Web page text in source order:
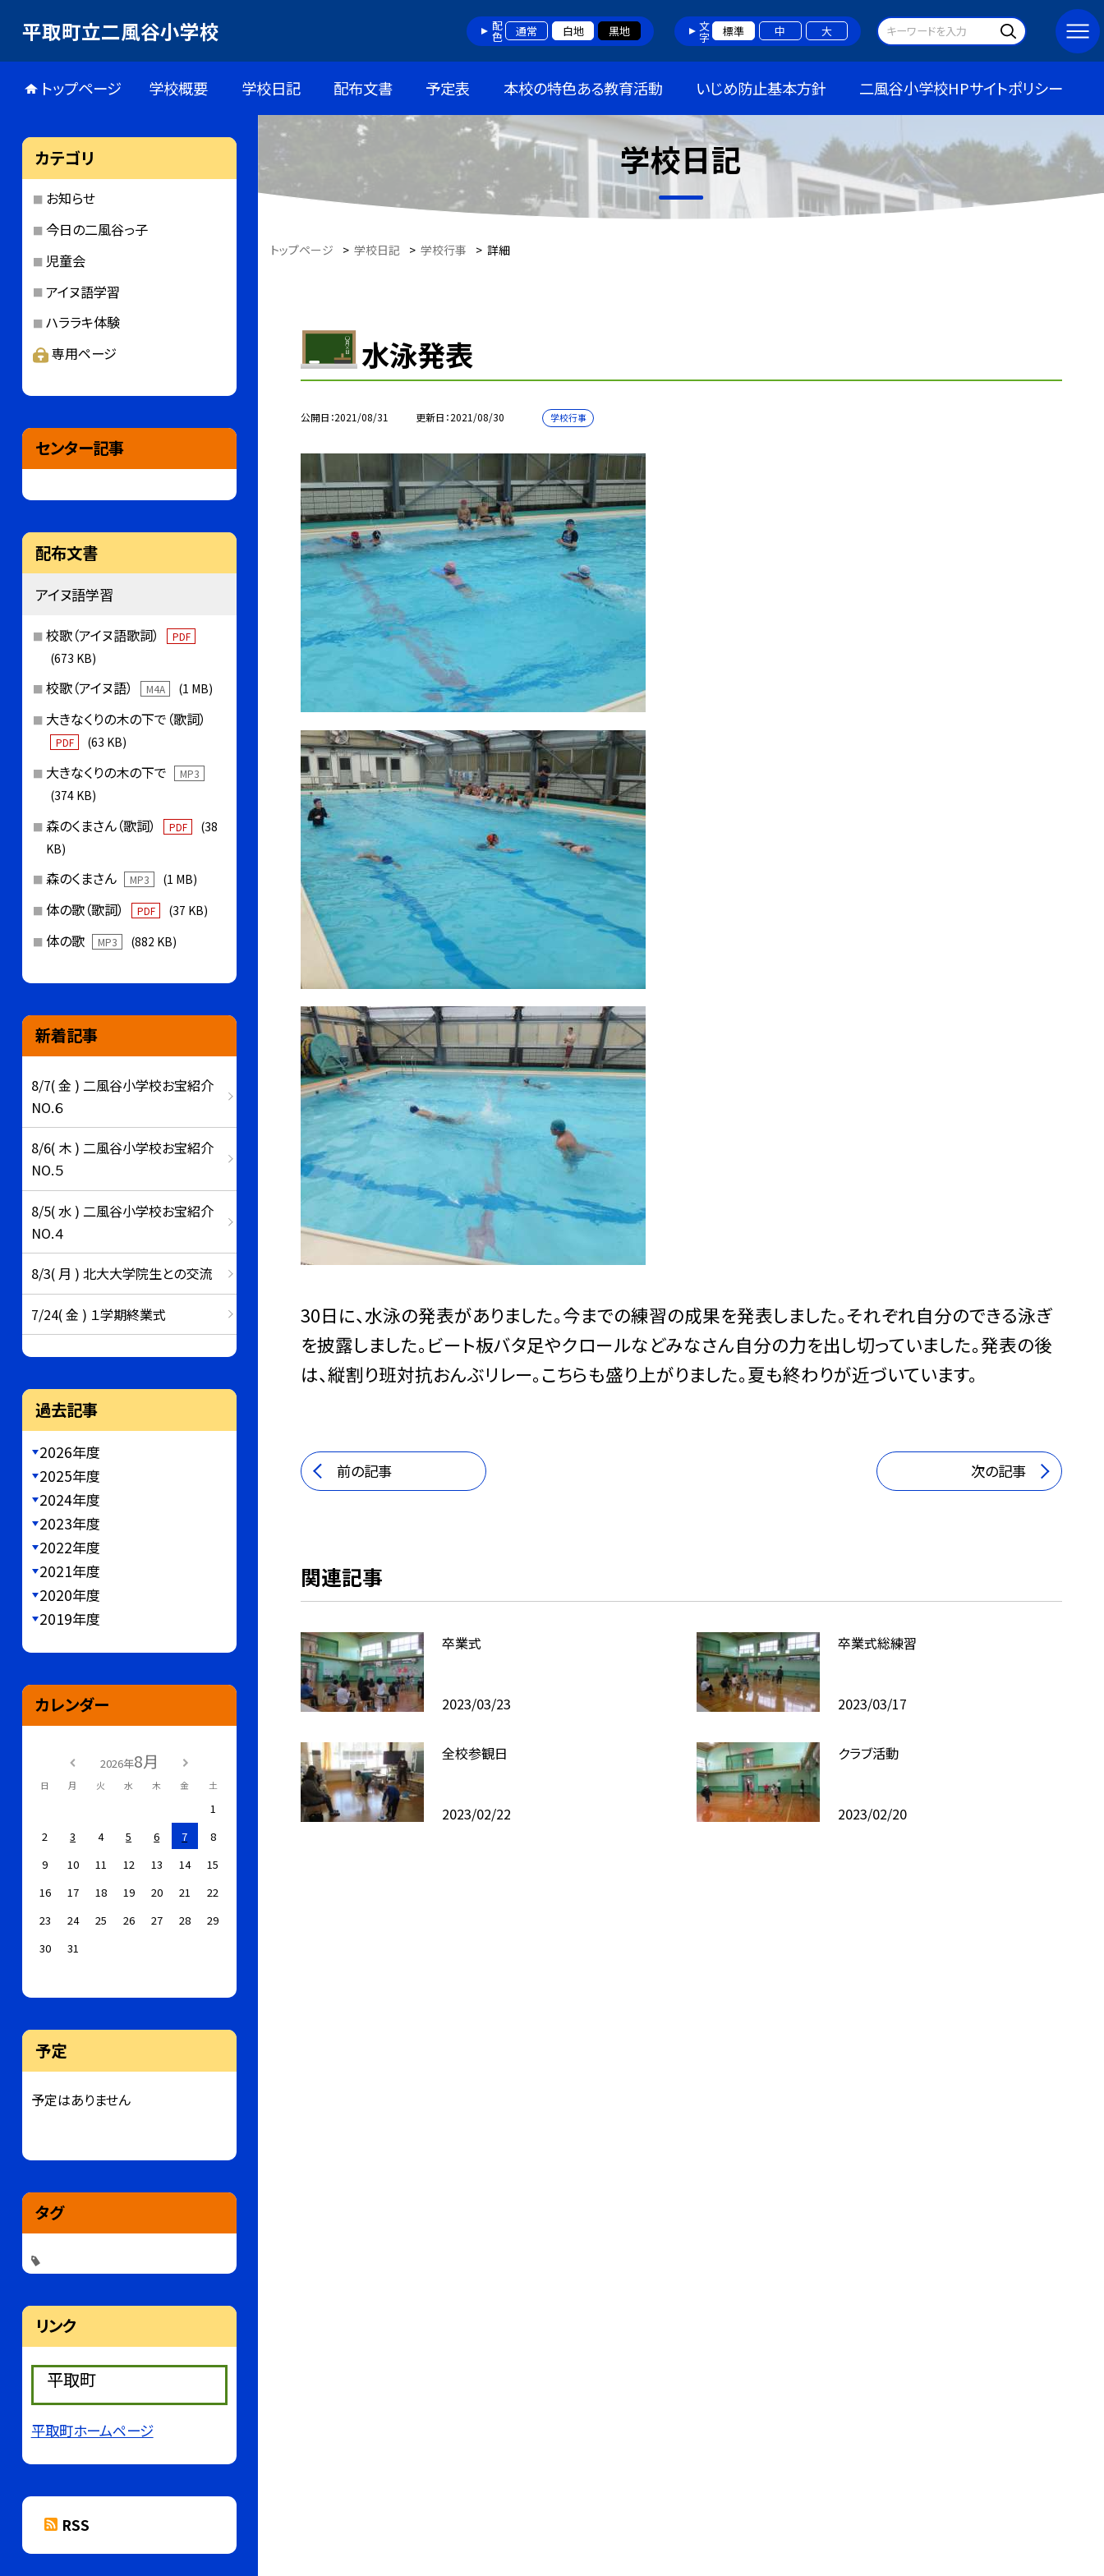
平取町立二風谷小学校 配色 通常 白地 黒地 文字 標準 中 大
トップページ 学校概要 学校日記 配布文書 予定表 本校の特色ある教育活動 いじめ防止基本方針 二風谷小学校HPサイトポリシー
学校日記
トップページ > 学校日記 > 学校行事 > 詳細
水泳発表
公開日 2021/08/31 更新日 2021/08/30 学校行事
30日に、水泳の発表がありました。今までの練習の成果を発表しました。それぞれ自分のできる泳ぎ
を披露しました。ビート板バタ足やクロールなどみなさん自分の力を出し切っていました。発表の後
は、縦割り班対抗おんぶリレー。こちらも盛り上がりました。夏も終わりが近づいています。
前の記事 次の記事
関連記事
卒業式
2023/03/23
卒業式総練習
2023/03/17
全校参観日
2023/02/22
クラブ活動
2023/02/20
カテゴリ
お知らせ
今日の二風谷っ子
児童会
アイヌ語学習
ハララキ体験
専用ページ
センター記事
配布文書
アイヌ語学習
校歌（アイヌ語歌詞） PDF
(673 KB)
校歌（アイヌ語） M4A (1 MB)
大きなくりの木の下で（歌詞）
PDF (63 KB)
大きなくりの木の下で MP3
(374 KB)
森のくまさん（歌詞） PDF
(38
KB)
森のくまさん MP3 (1 MB)
体の歌（歌詞） PDF (37 KB)
体の歌 MP3 (882 KB)
新着記事
8/7( 金 ) 二風谷小学校お宝紹介
NO.６
8/6( 木 ) 二風谷小学校お宝紹介
NO.５
8/5( 水 ) 二風谷小学校お宝紹介
NO.４
8/3( 月 ) 北大大学院生との交流
7/24( 金 ) １学期終業式
過去記事
2026年度
2025年度
2024年度
2023年度
2022年度
2021年度
2020年度
2019年度
カレンダー
2026年8月
日 月 火 水 木 金 土
1
2
3 4 5 6 7
8
9
10 11 12 13 14
15
16
17 18 19 20 21
22
23
24 25 26 27 28
29
30
31
予定
予定はありません
タグ
リンク
平取町
平取町ホームページ
RSS